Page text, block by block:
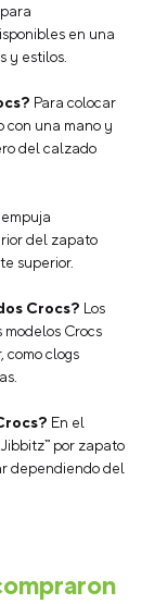
en una
y estilos.
Para colocar
con una mano y
del calzado
del zapato
superior.
Crocs? Los
Crocs
clogs
En el
por zapato
dependiendo del